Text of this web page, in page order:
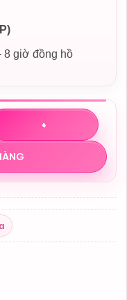
giờ đồng hồ
số lượng